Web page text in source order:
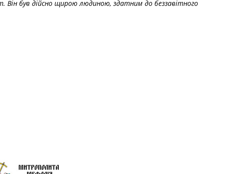
Він був дійсно щирою людиною, здатним до беззавітного